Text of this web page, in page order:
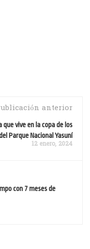
anterior
que vive en la copa de los
Parque Nacional Yasuní
12 enero, 2024
con 7 meses de